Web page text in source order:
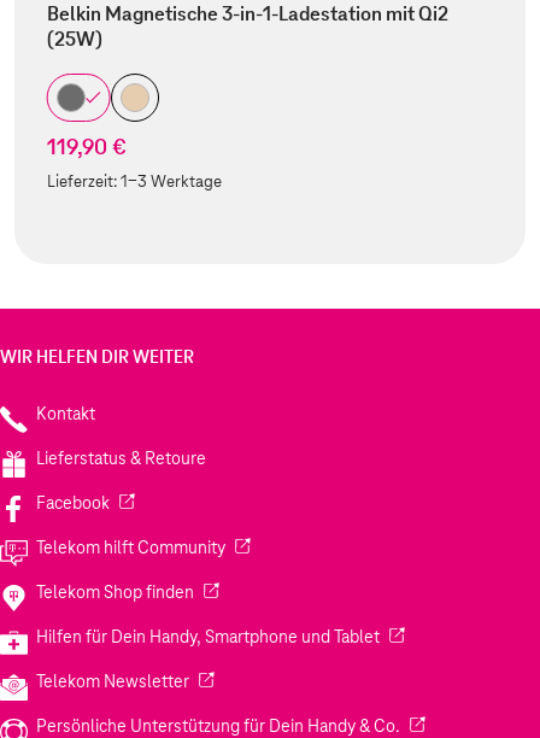
Belkin Magnetische 3-in-1-Ladestation mit Qi2
(25W)
119,90 €
Lieferzeit:1-3 Werktage
WIR HELFEN DIR WEITER
Kontakt
Lieferstatus & Retoure
Facebook(Wird in einem neuen Tab geöffnet)
Telekom hilft Community(Wird in einem neuen Tab geöffnet)
Telekom Shop finden (Wird in einem neuen Tab geöffnet)
Hilfen für Dein Handy, Smartphone und Tablet(Wird in einem
Telekom Newsletter(Wird in einem neuen Tab geöffnet)
Persönliche Unterstützung für Dein Handy & Co. (Wird in einem